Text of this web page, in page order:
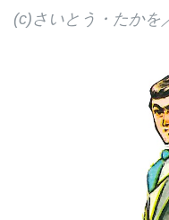
(c)さいとう・たかを